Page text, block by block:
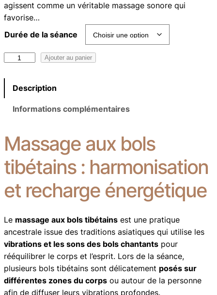
agissent comme un véritable massage sonore qui
favorise…
Durée de la séance
é
e
a
s
a
g
e
a
u
x
Ajouter au panier
Description
Informations complémentaires
Massage aux bols
tibétains : harmonisation
et recharge énergétique
Le massage aux bols tibétains est une pratique
ancestrale issue des traditions asiatiques qui utilise les
vibrations et les sons des bols chantants pour
rééquilibrer le corps et l’esprit. Lors de la séance,
plusieurs bols tibétains sont délicatement posés sur
différentes zones du corps ou autour de la personne
afin de diffuser leurs vibrations profondes.